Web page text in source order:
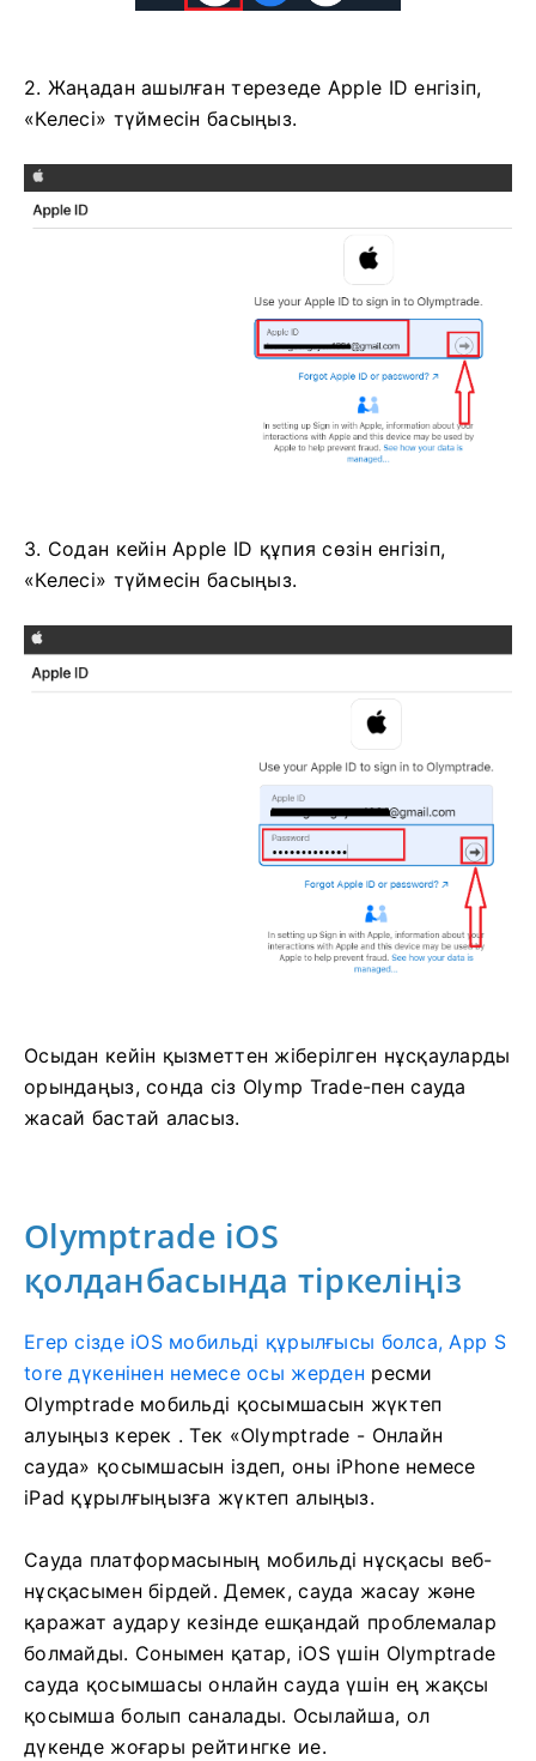
2. Жаңадан ашылған терезеде Apple ID енгізіп,
«Келесі» түймесін басыңыз.
3. Содан кейін Apple ID құпия сөзін енгізіп,
«Келесі» түймесін басыңыз.
Осыдан кейін қызметтен жіберілген нұсқауларды
орындаңыз, сонда сіз Olymp Trade-пен сауда
жасай бастай аласыз.
Olymptrade iOS
қолданбасында тіркеліңіз
Егер сізде iOS мобильді құрылғысы болса, App S
tore дүкенінен немесе осы жерден ресми
Olymptrade мобильді қосымшасын жүктеп
алуыңыз керек . Тек «Olymptrade - Онлайн
сауда» қосымшасын іздеп, оны iPhone немесе
iPad құрылғыңызға жүктеп алыңыз.
Сауда платформасының мобильді нұсқасы веб-
нұсқасымен бірдей. Демек, сауда жасау және
қаражат аудару кезінде ешқандай проблемалар
болмайды. Сонымен қатар, iOS үшін Olymptrade
сауда қосымшасы онлайн сауда үшін ең жақсы
қосымша болып саналады. Осылайша, ол
дүкенде жоғары рейтингке ие.